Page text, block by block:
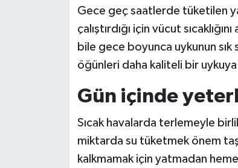
Gece geç saatlerde tüketilen
çalıştırdığı için vücut
bile gece boyunca uykunun
öğünleri daha kaliteli bir
Gün içinde
Sıcak havalarda terlemeyle
miktarda su tüketmek önem
kalkmamak için yatmadan